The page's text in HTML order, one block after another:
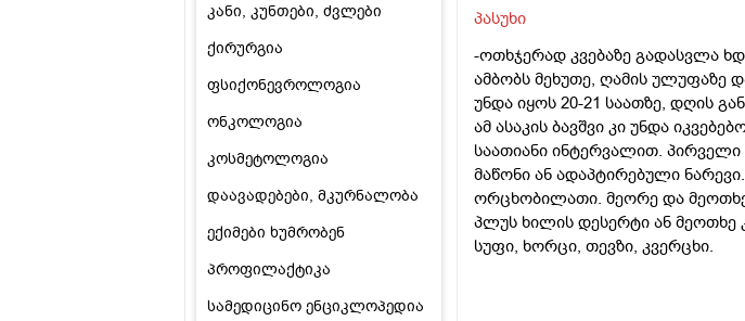
კანი, კუნთები, ძვლები
ქირურგია
ფსიქონევროლოგია
ონკოლოგია
კოსმეტოლოგია
დაავადებები, მკურნალობა
ექიმები ხუმრობენ
პროფილაქტიკა
სამედიცინო ენციკლოპედია
პასუხი
-ოთხჯერად კვებაზე გადასვლა
ამბობს მეხუთე, ღამის ულუფაზე
უნდა იყოს 20-21 საათზე, დღის
ამ ასაკის ბავშვი კი უნდა
საათიანი ინტერვალით.
მაწონი ან ადაპტირებული
ორცხობილათი. მეორე და
პლუს ხილის დესერტი ან მეოთხე
სუფი, ხორცი, თევზი, კვერცხი.